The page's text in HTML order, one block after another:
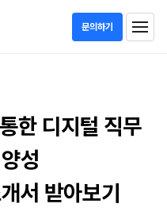
문의하기
한 디지털 직무
성
서 받아보기